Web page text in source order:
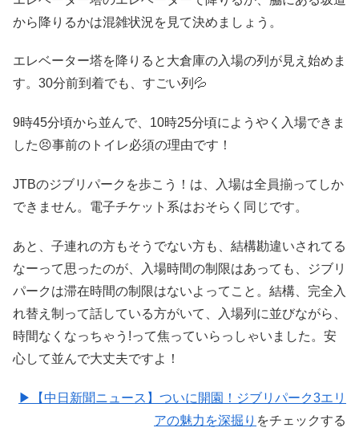
から降りるかは混雑状況を見て決めましょう。
エレベーター塔を降りると大倉庫の入場の列が見え始めま
す。30分前到着でも、すごい列💦
9時45分頃から並んで、10時25分頃にようやく入場できま
した😣事前のトイレ必須の理由です！
JTBのジブリパークを歩こう！は、入場は全員揃ってしか
できません。電子チケット系はおそらく同じです。
あと、子連れの方もそうでない方も、結構勘違いされてる
なーって思ったのが、入場時間の制限はあっても、ジブリ
パークは滞在時間の制限はないよってこと。結構、完全入
れ替え制って話している方がいて、入場列に並びながら、
時間なくなっちゃう!って焦っていらっしゃいました。安
心して並んで大丈夫ですよ！
▶【中日新聞ニュース】ついに開園！ ジブリパーク3エリ
アの魅力を深掘り をチェックする